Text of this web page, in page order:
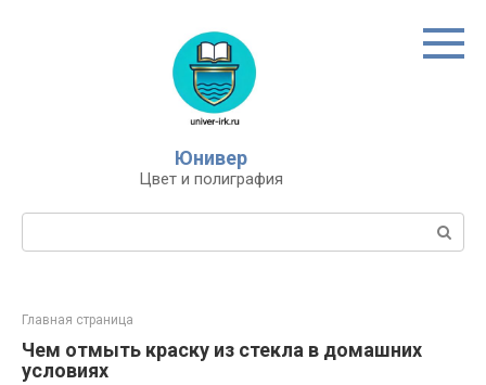
Юнивер
Цвет и полиграфия
Главная страница
Чем отмыть краску из стекла в домашних
условиях